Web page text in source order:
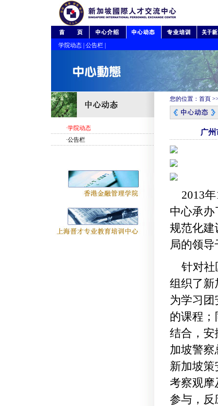
学院动态 公告栏
·学院动态
·公告栏
您的位置： 首頁
广
2013年
中心承办
规范化建
局的领
针对社
组织了新
为学习
的课程
结合，安
加坡警
新加坡
考察观摩
参与，反